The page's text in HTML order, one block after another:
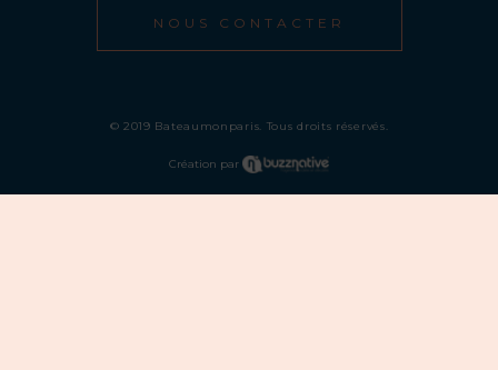
NOUS CONTACTER
© 2019 Bateaumonparis. Tous droits réservés.
Création par